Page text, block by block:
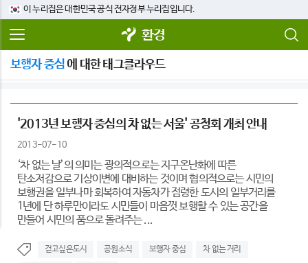
이 누리집은 대한민국 공식 전자정부 누리집입니다.
환경
보행자 중심 에 대한 태그클라우드
'2013년 보행자 중심의 차 없는 서울' 공청회 개최 안내
2013-07-10
‘차 없는 날’의 의미는 광의적으로는 지구온난화에 따른
탄소저감으로 기상이변에 대비하는 것이며 협의적으로는 시민의
보행권을 일부나마 회복하여 자동차가 점령한 도시의 일부거리를
1년에 단 하루만이라도 시민들이 마음껏 보행할 수 있는 공간을
만들어 시민의 품으로 돌려주는 ...
걷고싶은도시 공원소식 보행자 중심 차 없는 거리